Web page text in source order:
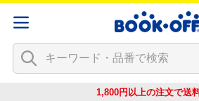
1,800円以上の注文で送